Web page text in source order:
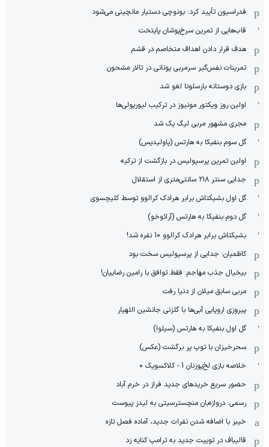
فدراسیون تأیید کرد: بونوچی دستیار مانچینی می‌شود
قاب‌هایی از تمرین سرخ‌پوشان پایتخت
هدف قرار دادن اهداف متخاصم در قشم
‏تمرینات نفس‌گیر سرمربی یونانی در تالار مشحون
بازی دوستانه بارسلونا لغو شد
اولین روز ویکتور مونیوز در ترکیب لیورپولی‌ها
مجری مشهور مربی لیگ یک شد
گل سوم بنفیکا به هارتس (پاولیدیس)
اولین تمرین پرسپولیس در بازگشت از ترکیه
جدایی سنتر ۲۱۸ سانتی‌متری از استقلال
گل اول بشیکتاش برابر هرادک کرالوو توسط کلیچسوی
گل دوم بنفیکا به هارتس (آرائوخو)
بشیکتاش برابر هرادک کرالوو 10 نفره شد!
کاظمیان: جدایی از پرسپولیس سخت بود
بیخیال جذب مهاجم: فقط توافق با رامین رضاییان!
مربی سابق میلان از دنیا رفت
پیروزی اروپایی آبی‌ها با گلزنی جانشین اللهیار
گل اول بنفیکا به هارتس (سیلوا)
سحرخیزان با توپ پر برگشت (عکس)
خلاصه بازی لخ‌پوزنان 1 - کلاکسویک 0
حضور سریع خریدهای جدید فراز در خرم آباد
رسمی: دروازه‌بان منچسترسیتی به لیدز پیوست
خیبر با اضافه شدن نفرات جدید، آماده فصل تازه
قالیباف در توییت جدید به ترامپ کنایه زد